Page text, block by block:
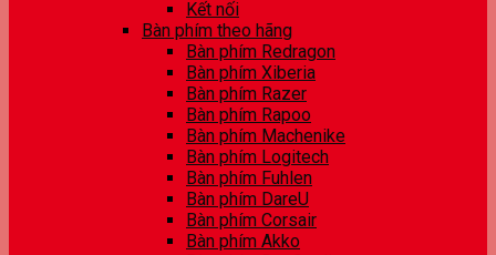
Kết nối
Bàn phím theo hãng
Bàn phím Redragon
Bàn phím Xiberia
Bàn phím Razer
Bàn phím Rapoo
Bàn phím Machenike
Bàn phím Logitech
Bàn phím Fuhlen
Bàn phím DareU
Bàn phím Corsair
Bàn phím Akko